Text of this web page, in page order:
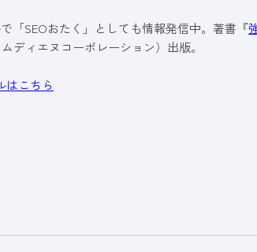
「SEOおたく」としても情報発信中。著書『
ディエヌコーポレーション）出版。
はこちら